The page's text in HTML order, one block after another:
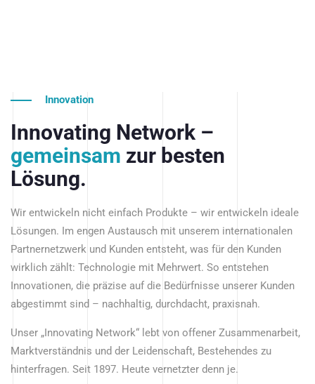
Innovation
Innovating Network –
gemeinsam zur besten
Lösung.
Wir entwickeln nicht einfach Produkte – wir entwickeln ideale
Lösungen. Im engen Austausch mit unserem internationalen
Partnernetzwerk und Kunden entsteht, was für den Kunden
wirklich zählt: Technologie mit Mehrwert. So entstehen
Innovationen, die präzise auf die Bedürfnisse unserer Kunden
abgestimmt sind – nachhaltig, durchdacht, praxisnah.
Unser „Innovating Network“ lebt von offener Zusammenarbeit,
Marktverständnis und der Leidenschaft, Bestehendes zu
hinterfragen. Seit 1897. Heute vernetzter denn je.